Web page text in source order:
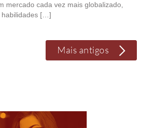
mercado cada vez mais globalizado,
habilidades […]
Mais antigos